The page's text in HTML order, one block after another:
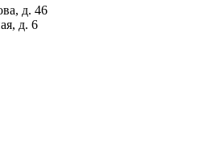
д. 46
д. 6